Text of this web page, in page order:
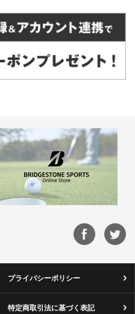
プライバシーポリシー
特定商取引法に基づく表記